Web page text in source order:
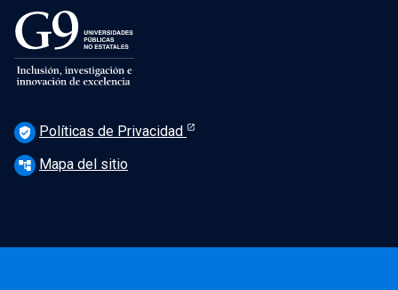
verified_user Políticas de Privacidad
account_tree Mapa del sitio